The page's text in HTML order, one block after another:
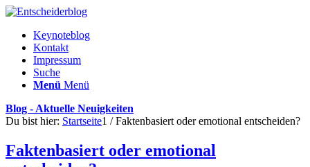
Keynoteblog
Kontakt
Impressum
Suche
Menü Menü
Blog - Aktuelle Neuigkeiten
Du bist hier: Startseite1 / Faktenbasiert oder emotional entscheiden?
Faktenbasiert oder emotional